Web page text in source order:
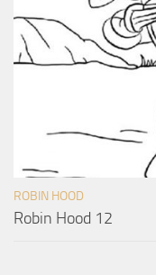
ROBIN HOOD
Robin Hood 12